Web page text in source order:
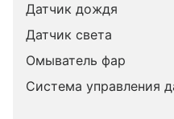
Датчик дождя
Датчик света
Омыватель фар
Система управления